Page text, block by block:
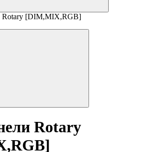
[DIM,MIX,RGB]
Rotary